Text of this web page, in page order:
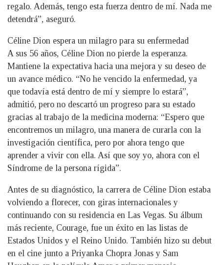
regalo. Además, tengo esta fuerza dentro de mí. Nada me
detendrá”, aseguró.
Céline Dion espera un milagro para su enfermedad
A sus 56 años, Céline Dion no pierde la esperanza.
Mantiene la expectativa hacia una mejora y su deseo de
un avance médico. “No he vencido la enfermedad, ya
que todavía está dentro de mí y siempre lo estará”,
admitió, pero no descartó un progreso para su estado
gracias al trabajo de la medicina moderna: “Espero que
encontremos un milagro, una manera de curarla con la
investigación científica, pero por ahora tengo que
aprender a vivir con ella. Así que soy yo, ahora con el
Síndrome de la persona rígida”.
Antes de su diagnóstico, la carrera de Céline Dion estaba
volviendo a florecer, con giras internacionales y
continuando con su residencia en Las Vegas. Su álbum
más reciente, Courage, fue un éxito en las listas de
Estados Unidos y el Reino Unido. También hizo su debut
en el cine junto a Priyanka Chopra Jonas y Sam